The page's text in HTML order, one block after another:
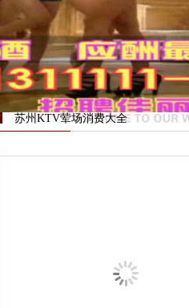
苏州KTV荤场消费大全